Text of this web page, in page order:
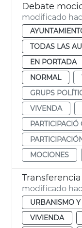
modificado
TODAS LAS
EN PORTADA
NORMAL
GRUPS
VIVENDA
MOCIONES
modificado
URBANISMO
VIVIENDA